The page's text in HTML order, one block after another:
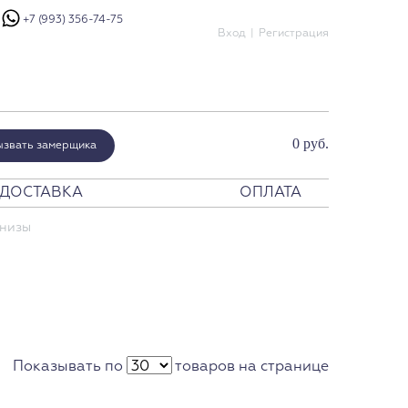
+7 (993) 356-74-75
Вход
Регистрация
замерщика 0 руб.
ДОСТАВКА ОПЛАТА
Показывать по товаров на странице